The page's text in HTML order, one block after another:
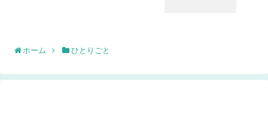
ホーム ひとりごと